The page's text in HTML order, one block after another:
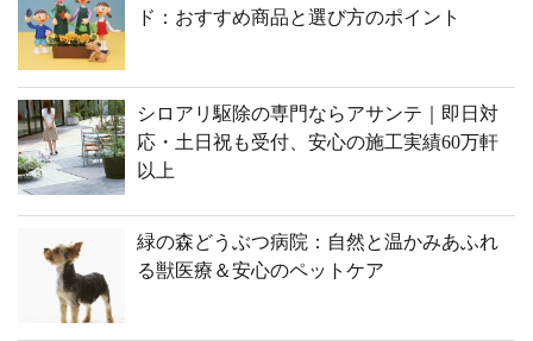
ド：おすすめ商品と選び方のポイント
シロアリ駆除の専門ならアサンテ｜即日対
応・土日祝も受付、安心の施工実績60万軒
以上
緑の森どうぶつ病院：自然と温かみあふれ
る獣医療＆安心のペットケア